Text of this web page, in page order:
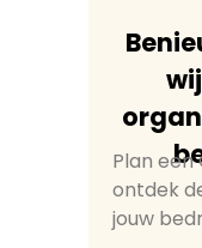
Plan een
ontdek
jouw